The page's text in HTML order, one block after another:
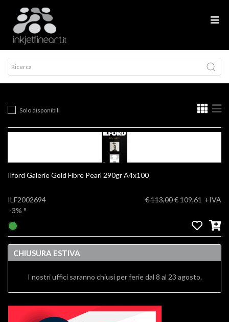
Solo disponibili
Ilford Galerie Gold Fibre Pearl 290gr A4x100
ILF2002694
-3% °
€ 113,00€ 109,61 +IVA
CHIUSURA ESTIVA
I nostri uffici saranno chiusi per ferie dal 8 al 23 agosto.